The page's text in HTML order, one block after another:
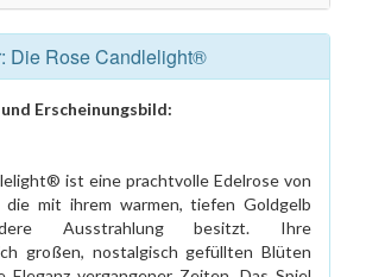
Die Rose Candlelight®
Erscheinungsbild:
ist eine prachtvolle Edelrose von
die mit ihrem warmen, tiefen Goldgelb
Ausstrahlung besitzt. Ihre
großen, nostalgisch gefüllten Blüten